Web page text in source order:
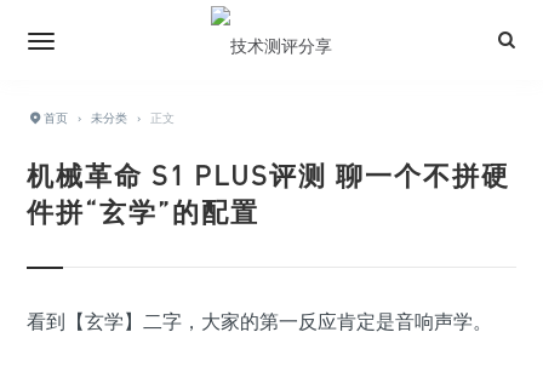
首页 › 未分类 › 正文
机械革命 S1 PLUS评测 聊一个不拼硬
件拼“玄学”的配置
看到【玄学】二字，大家的第一反应肯定是音响声学。